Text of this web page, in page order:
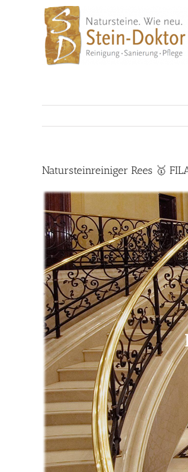
Natursteinreiniger Rees 🥇